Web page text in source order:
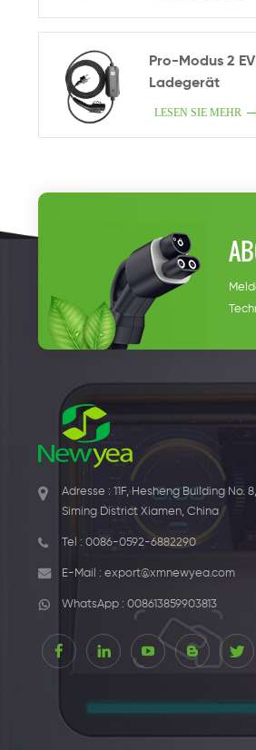
Pro-Modus 2
Ladegerät
LESEN SIE MEHR
Adresse : 11F, Hesheng Building No.
Siming District Xiamen, China
Tel : 0086-0592-6882290
E-Mail : export@xmnewyea.com
WhatsApp : 008613859903813